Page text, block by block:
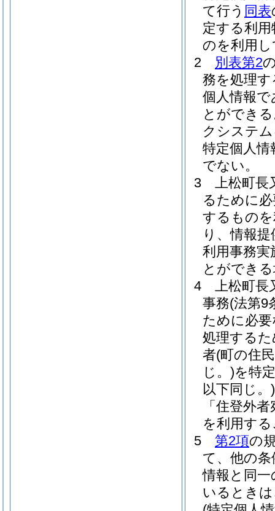
て行う 同表
定する利
のを利用
2
別表第2
務を処理
個人情報
とができ
クシステ
特定個人
でない。
3
上松町長
るために
するもの
り、情報
利用事務
とができ
4
上松町長
事務(法第9
ために必
処理する
者(町の住
じ。)を特
以下同じ。)
「住登外
を利用す
5
第2項の
て、他の
情報と同
いるとき